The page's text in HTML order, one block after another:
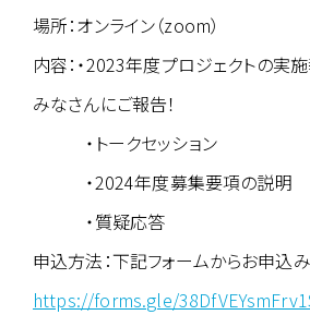
場所：オンライン（zoom）
内容：・2023年度プロジェクトの
みなさんにご報告！
・トークセッション
・2024年度募集要項の説明
・質疑応答
申込方法：下記フォームからお申込み
https://forms.gle/